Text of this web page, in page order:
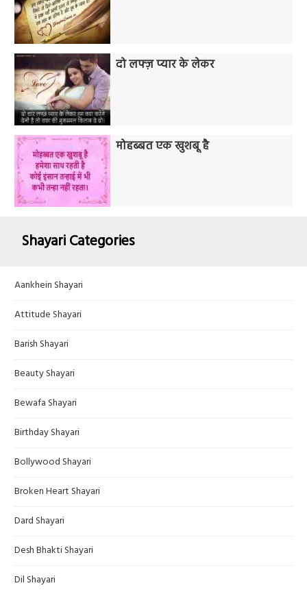
दो लफ्ज़ प्यार के लेकर
मोहब्बत एक खुशबू है
Shayari Categories
Aankhein Shayari
Attitude Shayari
Barish Shayari
Beauty Shayari
Bewafa Shayari
Birthday Shayari
Bollywood Shayari
Broken Heart Shayari
Dard Shayari
Desh Bhakti Shayari
Dil Shayari